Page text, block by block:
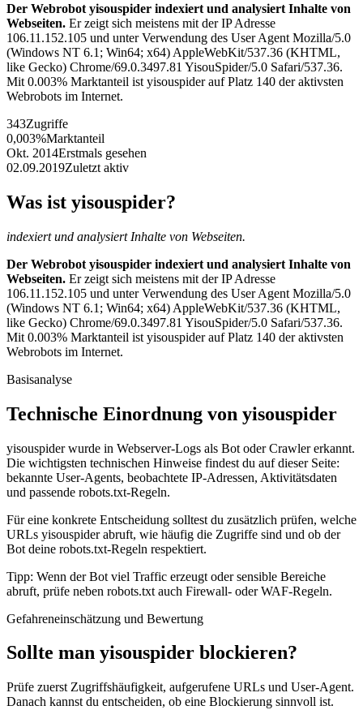
Der Webrobot yisouspider indexiert und analysiert Inhalte von
Webseiten. Er zeigt sich meistens mit der IP Adresse
106.11.152.105 und unter Verwendung des User Agent Mozilla/5.0
(Windows NT 6.1; Win64; x64) AppleWebKit/537.36 (KHTML,
like Gecko) Chrome/69.0.3497.81 YisouSpider/5.0 Safari/537.36.
Mit 0.003% Marktanteil ist yisouspider auf Platz 140 der aktivsten
Webrobots im Internet.
343Zugriffe
0,003%Marktanteil
Okt. 2014Erstmals gesehen
02.09.2019Zuletzt aktiv
Was ist yisouspider?
indexiert und analysiert Inhalte von Webseiten.
Der Webrobot yisouspider indexiert und analysiert Inhalte von
Webseiten. Er zeigt sich meistens mit der IP Adresse
106.11.152.105 und unter Verwendung des User Agent Mozilla/5.0
(Windows NT 6.1; Win64; x64) AppleWebKit/537.36 (KHTML,
like Gecko) Chrome/69.0.3497.81 YisouSpider/5.0 Safari/537.36.
Mit 0.003% Marktanteil ist yisouspider auf Platz 140 der aktivsten
Webrobots im Internet.
Basisanalyse
Technische Einordnung von yisouspider
yisouspider wurde in Webserver-Logs als Bot oder Crawler erkannt.
Die wichtigsten technischen Hinweise findest du auf dieser Seite:
bekannte User-Agents, beobachtete IP-Adressen, Aktivitätsdaten
und passende robots.txt-Regeln.
Für eine konkrete Entscheidung solltest du zusätzlich prüfen, welche
URLs yisouspider abruft, wie häufig die Zugriffe sind und ob der
Bot deine robots.txt-Regeln respektiert.
Tipp: Wenn der Bot viel Traffic erzeugt oder sensible Bereiche
abruft, prüfe neben robots.txt auch Firewall- oder WAF-Regeln.
Gefahreneinschätzung und Bewertung
Sollte man yisouspider blockieren?
Prüfe zuerst Zugriffshäufigkeit, aufgerufene URLs und User-Agent.
Danach kannst du entscheiden, ob eine Blockierung sinnvoll ist.